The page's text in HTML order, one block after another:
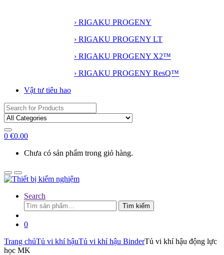
› RIGAKU PROGENY
› RIGAKU PROGENY LT
› RIGAKU PROGENY X2™
› RIGAKU PROGENY ResQ™
Vật tư tiêu hao
Search
for:
0 €0.00
Chưa có sản phẩm trong giỏ hàng.
Search
Tìm
kiếm:
Tìm kiếm
0
Trang chủTủ vi khí hậuTủ vi khí hậu BinderTủ vi khí hậu động lực
học MK